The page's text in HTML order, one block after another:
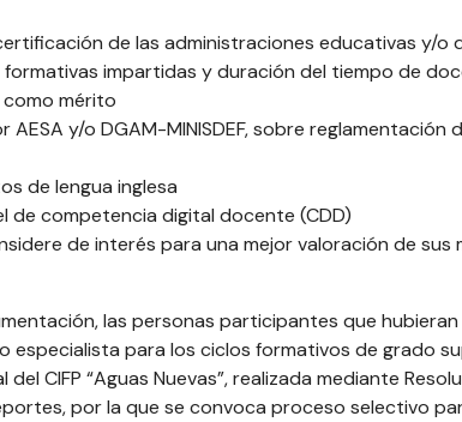
de las administraciones educativas y/o
impartidas y duración del tiempo de
mérito
y/o DGAM-MINISDEF, sobre reglamentación
de lengua inglesa
de competencia digital docente (CDD)
de interés para una mejor valoración de
las personas participantes que
para los ciclos formativos de grado
CIFP “Aguas Nuevas”, realizada mediante
por la que se convoca proceso selectivo